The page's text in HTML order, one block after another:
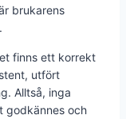
brukarens
finns ett korrekt
utfört
Alltså, inga
godkännes och